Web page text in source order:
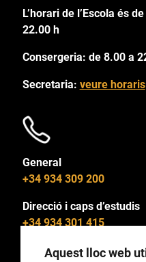
L’horari de l’Escola és
22.00 h
Consergeria: de 8.00 a
Secretaria: veure horaris
General
+34 934 309 200
Direcció i caps d’estudis
+34 934 301 415
Aquest lloc web